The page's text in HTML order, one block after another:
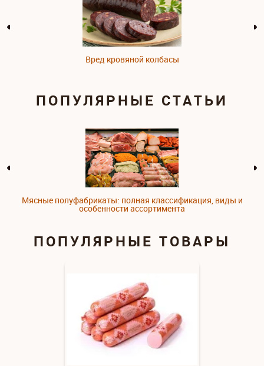
Вред кровяной колбасы
ПОПУЛЯРНЫЕ СТАТЬИ
Мясные полуфабрикаты: полная классификация, виды и
особенности ассортимента
ПОПУЛЯРНЫЕ ТОВАРЫ